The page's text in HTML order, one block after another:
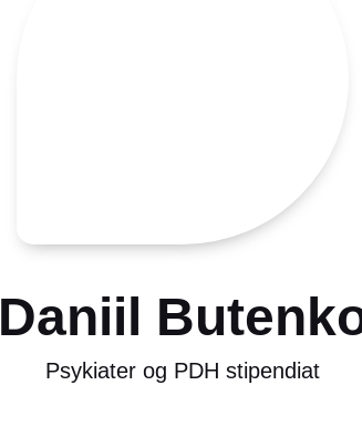
Daniil
Psykiater og PDH stipendiat